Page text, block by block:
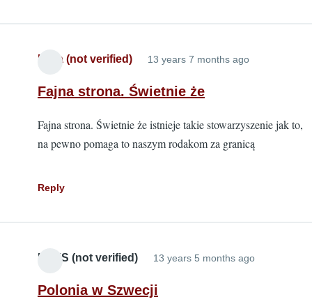
Lidia (not verified) 13 years 7 months ago
Fajna strona. Świetnie że
Fajna strona. Świetnie że istnieje takie stowarzyszenie jak to,
na pewno pomaga to naszym rodakom za granicą
Reply
KRYS (not verified) 13 years 5 months ago
Polonia w Szwecji